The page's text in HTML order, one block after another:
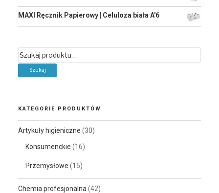
MAXI Ręcznik Papierowy | Celuloza biała A'6
Szukaj:
KATEGORIE PRODUKTÓW
Artykuły higieniczne (30)
Konsumenckie (16)
Przemysłowe (15)
Chemia profesjonalna (42)